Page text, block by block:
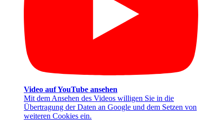
Video auf YouTube ansehen
Mit dem Ansehen des Videos willigen Sie in die
Übertragung der Daten an Google und dem Setzen von
weiteren Cookies ein.